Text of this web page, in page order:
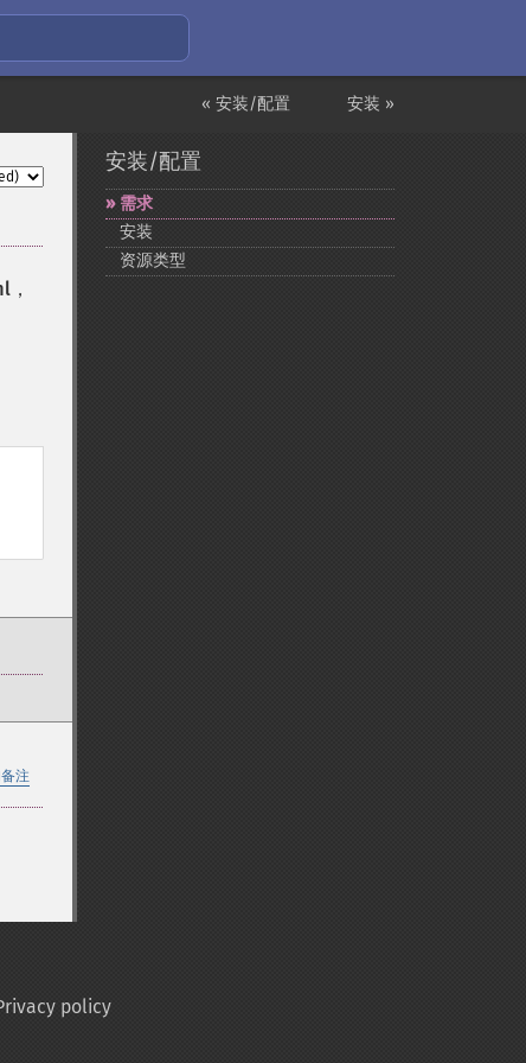
安装 »
« 安装/配置
，
注
安装/配置
需求
安装
资源类型
policy